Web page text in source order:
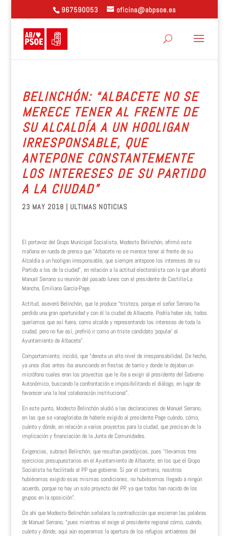
967590053 oficina@abpsoe.es
BELINCHÓN: “ALBACETE NO SE
MERECE TENER AL FRENTE DE
SU ALCALDÍA A UN HOOLIGAN
IRRESPONSABLE, QUE
ANTEPONE CONSTANTEMENTE
LOS INTERESES DE SU PARTIDO
A LA CIUDAD”
23 MAY 2018 | ULTIMAS NOTICIAS
El portavoz del Grupo Municipal Socialista, Modesto Belinchón, afirmó esta
mañana en rueda de prensa que “Albacete no se merece tener al frente de su
Alcaldía a un hooligan irresponsable, que siempre antepone los intereses de su
Partido a los de la ciudad”, en relación a la actitud electoralista con la que afrontó
Manuel Serrano su reunión del pasado lunes con el presidente de Castilla-La
Mancha, Emiliano García-Page.
Actitud, aseveró Belinchón, que le produce “tristeza, porque el señor Serrano ha
perdido una gran oportunidad y con él la ciudad de Albacete. Podría haber ido, todos
queríamos que así fuera, como alcalde y representando los intereses de toda la
ciudad, pero no fue así, prefirió ir como un triste candidato ‘popular’ al
Ayuntamiento de Albacete”.
Comportamiento, incidió, que “denota un alto nivel de irresponsabilidad. De hecho,
ya unos días antes iba anunciando en fiestas de barrio y donde le dejaban un
micrófono cuales eran los proyectos que le iba a exigir al presidente del Gobierno
Autonómico, buscando la confrontación e imposibilitando el diálogo, en lugar de
favorecer una la leal colaboración institucional”.
En este punto, Modesto Belinchón aludió a las declaraciones de Manuel Serrano,
en las que se vanagloriaba de haberle exigido al presidente Page cuándo, cómo,
cuánto y dónde, en relación a varios proyectos para la ciudad, que precisan de la
implicación y financiación de la Junta de Comunidades.
Exigencias, subrayó Belinchón, que resultan paradójicas, pues “llevamos tres
ejercicios presupuestarios en el Ayuntamiento de Albacete, en los que el Grupo
Socialista ha facilitado al PP que gobierne. Si por el contrario, nosotros
hubiéramos exigido esas mismas condiciones, no hubiésemos llegado a ningún
acuerdo, porque no hay un solo proyecto del PP, ya que todos han nacido de los
grupos en la oposición”.
De ahí que Modesto Belinchón señalara la contradicción que encierran las palabras
de Manuel Serrano, “pues mientras el exige al presidente regional cómo, cuándo,
cuánto y dónde, aquí aún esperamos la apertura de los refugios antiaéreos del